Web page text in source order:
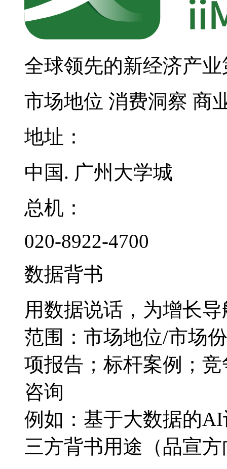
全球领先的新经济产
市场地位 消费洞察 商
地址：
中国. 广州大学城
总机：
020-8922-4700
数据背书
用数据说话，为增长导
范围：市场地位/市场
项报告；标杆案例；
咨询
例如：基于大数据的
三方背书用途（品宣